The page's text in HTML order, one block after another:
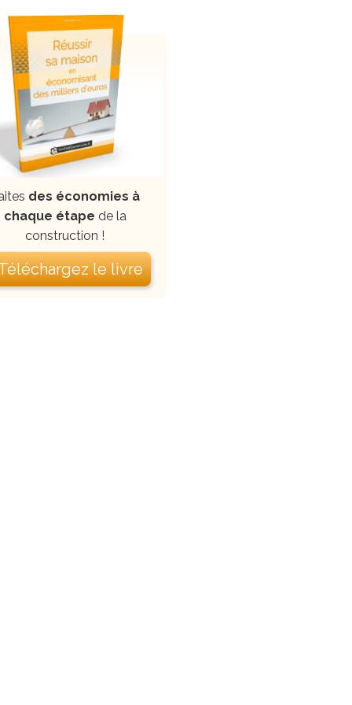
des économies à
chaque étape de la
construction !
le livre